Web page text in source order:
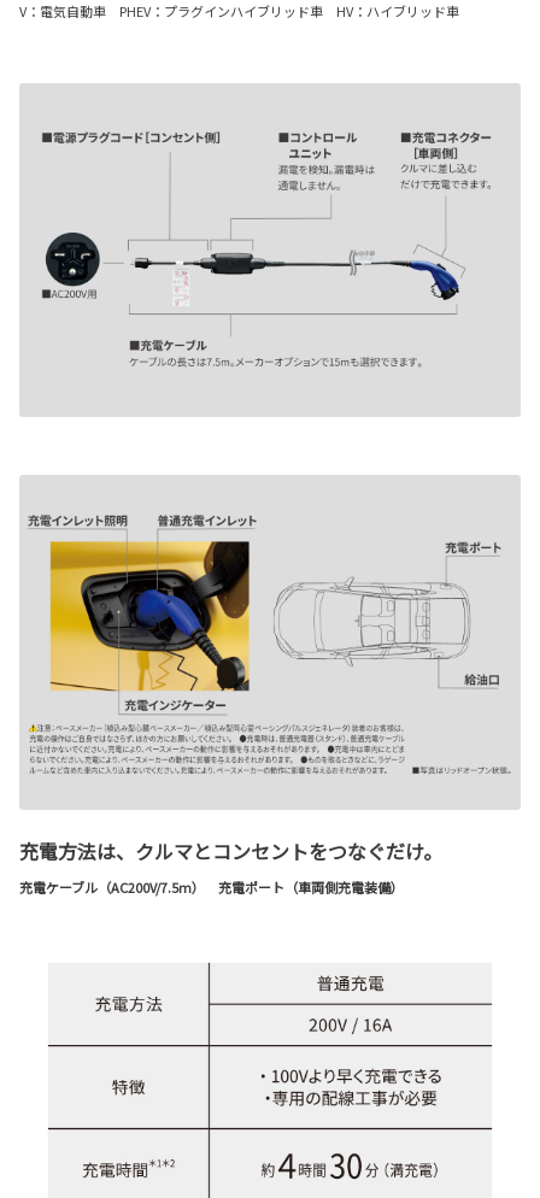
V：電気自動車 PHEV：プラグインハイブリッド車 HV：ハイブリッド車
充電方法は、クルマとコンセントをつなぐだけ。
充電ケーブル（AC200V/7.5m） 充電ポート（車両側充電装備）